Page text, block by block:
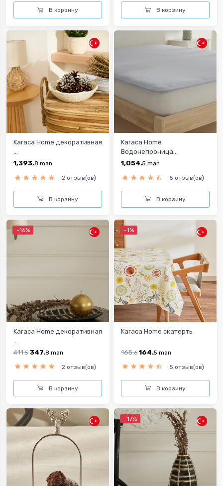
В корзину В корзину
Karaca Home декоративная
...
1,393.8 man
2 отзыв(ов)
В корзину
Karaca Home
Водонепроница...
1,054.5 man
5 отзыв(ов)
В корзину
-16%
Karaca Home декоративная
411.5 347.8 man
2 отзыв(ов)
В корзину
-1%
Karaca Home скатерть
165.6 164.5 man
5 отзыв(ов)
В корзину
-17%